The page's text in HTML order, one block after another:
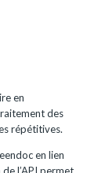
en
des
répétitives.
en lien